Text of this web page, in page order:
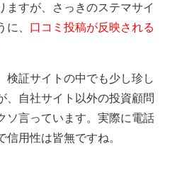
ますが、さっきのステマサイ
に、 口コミ投稿が反映される
検証サイトの中でも少し珍し
、自社サイト以外の投資顧問
ソ言っています。実際に電話
信用性は皆無ですね。